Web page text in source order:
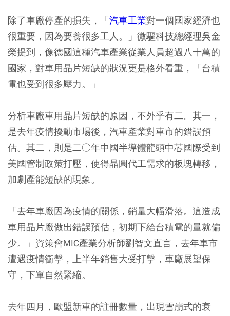
除了車廠停產的損失，「汽車工業對一個國家經濟也
很重要，因為要養很多工人。」微驅科技總經理吳金
榮提到，像德國這種汽車產業從業人員超過八十萬的
國家，對車用晶片短缺的狀況更是格外看重，「台積
電也受到很多壓力。」
分析車廠車用晶片短缺的原因，不外乎有二。其一，
是去年疫情擾動市場後，汽車產業對車市的錯誤預
估。其二，則是二○年中國半導體龍頭中芯國際受到
美國管制政策打壓，使得晶圓代工需求的板塊轉移，
加劇產能短缺的現象。
「去年車廠因為疫情的關係，銷量大幅滑落。這造成
車用晶片廠做出錯誤預估，初期下給台積電的量就偏
少。」資策會MIC產業分析師劉智文直言，去年車市
遭遇疫情衝擊，上半年銷售大受打擊，車廠展望保
守，下單自然緊縮。
去年四月，歐盟新車的註冊數量，出現雪崩式的衰